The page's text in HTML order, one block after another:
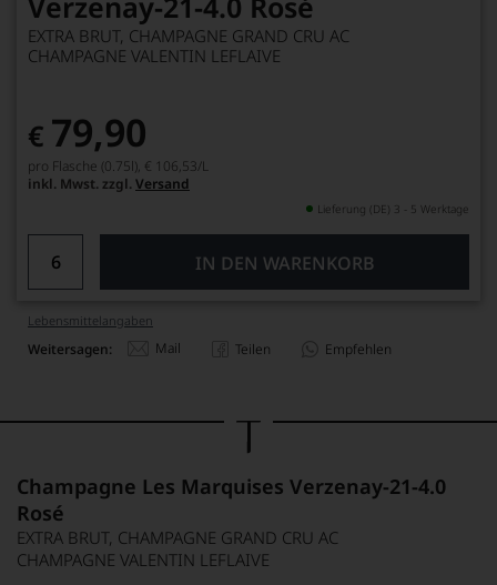
EXTRA BRUT, CHAMPAGNE GRAND CRU AC
CHAMPAGNE VALENTIN LEFLAIVE
€ 79,90
pro Flasche (0.75l), € 106,53/L
inkl. Mwst. zzgl. Versand
Lieferung (DE) 3 - 5 Werktage
IN DEN WARENKORB
Lebensmittel­angaben
Weitersagen: Mail Teilen Empfehlen
Champagne Les Marquises Verzenay-21-4.0
Rosé
EXTRA BRUT, CHAMPAGNE GRAND CRU AC
CHAMPAGNE VALENTIN LEFLAIVE